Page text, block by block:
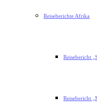
Reiseberichte Afrika
Reisebericht
Reisebericht